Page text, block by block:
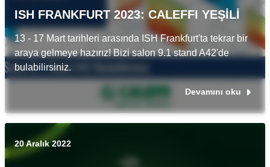
ISH FRANKFURT 2023: CALEFFI YEŞİLİ
13 - 17 Mart tarihleri arasında ISH Frankfurt'ta tekrar bir
araya gelmeye hazırız! Bizi salon 9.1 stand A42'de
bulabilirsiniz.
Devamını oku
20 Aralık 2022